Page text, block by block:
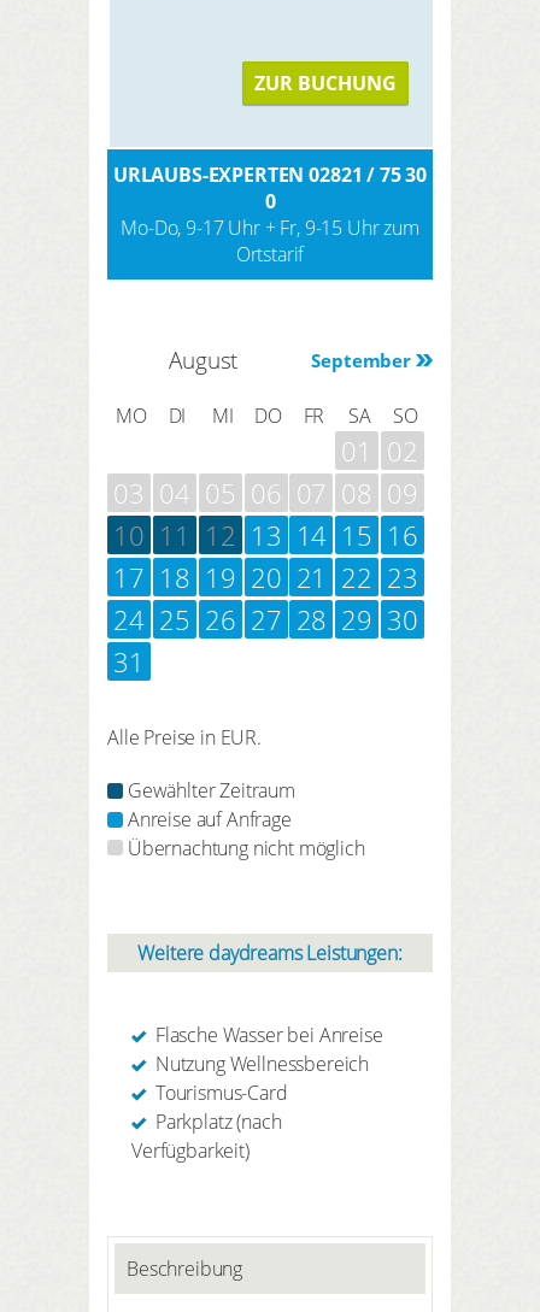
ZUR BUCHUNG
URLAUBS-EXPERTEN 02821 / 75 30
0
Mo-Do, 9-17 Uhr + Fr, 9-15 Uhr zum
Ortstarif
September
August
MO DI MI DO FR SA SO
01
02
03 04 05 06 07 08 09
10 11 12 13 14 15 16
17 18 19 20 21 22 23
24 25 26 27 28 29 30
31
Alle Preise in EUR.
Gewählter Zeitraum
Anreise auf Anfrage
Übernachtung nicht möglich
Weitere daydreams Leistungen:
Flasche Wasser bei Anreise
Nutzung Wellnessbereich
Tourismus-Card
Parkplatz (nach
Verfügbarkeit)
Beschreibung